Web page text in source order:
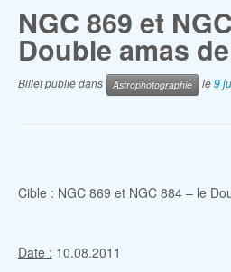
NGC 869 et
Double amas
Billet publié dans Astrophotographie le9
Cible : NGC 869 et NGC 884 – le
Date : 10.08.2011